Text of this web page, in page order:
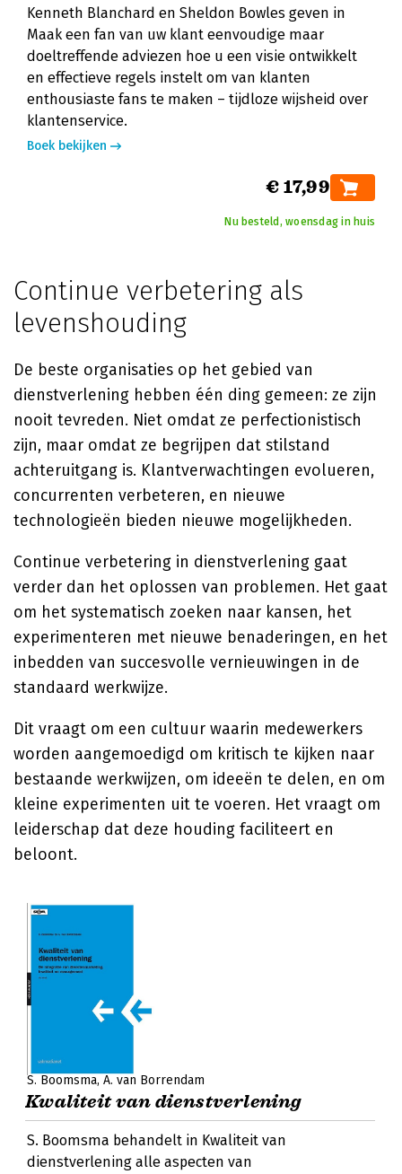
Kenneth Blanchard en Sheldon Bowles geven in
Maak een fan van uw klant eenvoudige maar
doeltreffende adviezen hoe u een visie ontwikkelt
en effectieve regels instelt om van klanten
enthousiaste fans te maken – tijdloze wijsheid over
klantenservice.
Boek bekijken
€ 17,99
Nu besteld, woensdag in huis
Continue verbetering als
levenshouding
De beste organisaties op het gebied van
dienstverlening hebben één ding gemeen: ze zijn
nooit tevreden. Niet omdat ze perfectionistisch
zijn, maar omdat ze begrijpen dat stilstand
achteruitgang is. Klantverwachtingen evolueren,
concurrenten verbeteren, en nieuwe
technologieën bieden nieuwe mogelijkheden.
Continue verbetering in dienstverlening gaat
verder dan het oplossen van problemen. Het gaat
om het systematisch zoeken naar kansen, het
experimenteren met nieuwe benaderingen, en het
inbedden van succesvolle vernieuwingen in de
standaard werkwijze.
Dit vraagt om een cultuur waarin medewerkers
worden aangemoedigd om kritisch te kijken naar
bestaande werkwijzen, om ideeën te delen, en om
kleine experimenten uit te voeren. Het vraagt om
leiderschap dat deze houding faciliteert en
beloont.
S. Boomsma A. van Borrendam
Kwaliteit van dienstverlening
S. Boomsma behandelt in Kwaliteit van
dienstverlening alle aspecten van